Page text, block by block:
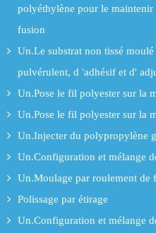
polyéthylène pour le maintenir
fusion
Un.Le substrat non tissé
pulvérulent, d 'adhésif et d'
Un.Pose le fil polyester sur la
Un.Pose le fil polyester sur la
Un.Injecter du polypropylène
Un.Configuration et mélange
Un.Moulage par roulement de
Polissage par étirage
Un.Configuration et mélange